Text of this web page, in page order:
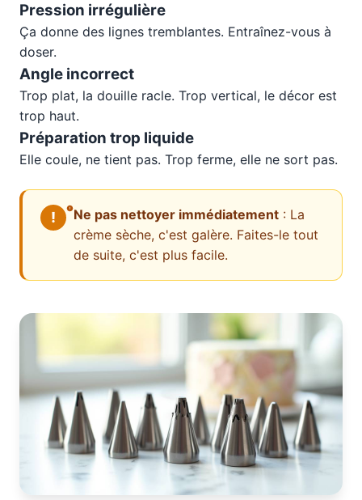
Pression irrégulière
Ça donne des lignes tremblantes. Entraînez-vous à
doser.
Angle incorrect
Trop plat, la douille racle. Trop vertical, le décor est
trop haut.
Préparation trop liquide
Elle coule, ne tient pas. Trop ferme, elle ne sort pas.
Ne pas nettoyer immédiatement : La
crème sèche, c'est galère. Faites-le tout
de suite, c'est plus facile.